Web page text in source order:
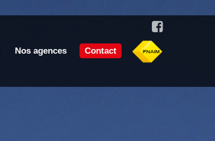
Nos agences Contact